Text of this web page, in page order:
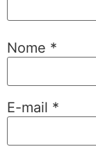
Nome *
E-mail *